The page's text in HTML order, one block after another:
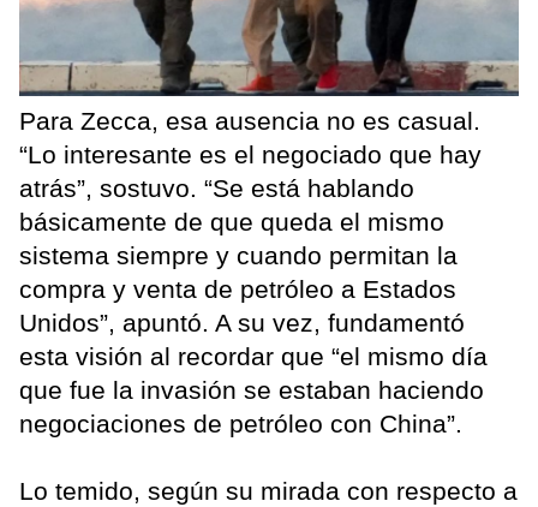
Para Zecca, esa ausencia no es casual.
“Lo interesante es el negociado que hay
atrás”, sostuvo. “Se está hablando
básicamente de que queda el mismo
sistema siempre y cuando permitan la
compra y venta de petróleo a Estados
Unidos”, apuntó. A su vez, fundamentó
esta visión al recordar que “el mismo día
que fue la invasión se estaban haciendo
negociaciones de petróleo con China”.
Lo temido, según su mirada con respecto a